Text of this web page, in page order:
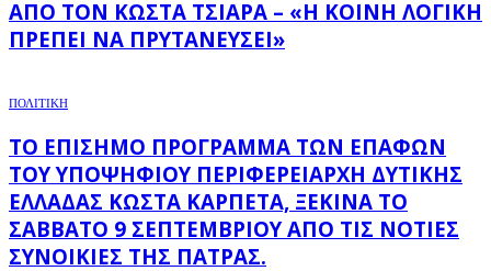
ΑΠΌ ΤΟΝ ΚΏΣΤΑ ΤΣΙΆΡΑ – «Η ΚΟΙΝΉ ΛΟΓΙΚΉ
ΠΡΈΠΕΙ ΝΑ ΠΡΥΤΑΝΕΎΣΕΙ»
ΠΟΛΙΤΙΚΗ
ΤΟ ΕΠΊΣΗΜΟ ΠΡΌΓΡΑΜΜΑ ΤΩΝ ΕΠΑΦΏΝ
ΤΟΥ ΥΠΟΨΉΦΙΟΥ ΠΕΡΙΦΕΡΕΙΆΡΧΗ ΔΥΤΙΚΉΣ
ΕΛΛΆΔΑΣ ΚΏΣΤΑ ΚΑΡΠΈΤΑ, ΞΕΚΙΝΆ ΤΟ
ΣΆΒΒΑΤΟ 9 ΣΕΠΤΕΜΒΡΊΟΥ ΑΠΌ ΤΙΣ ΝΌΤΙΕΣ
ΣΥΝΟΙΚΊΕΣ ΤΗΣ ΠΆΤΡΑΣ.